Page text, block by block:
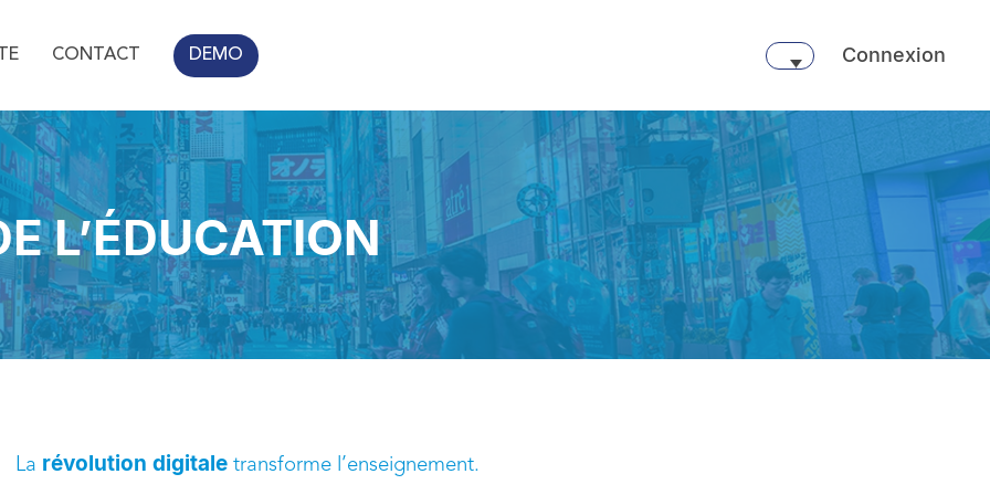
CONTACT DEMO Connexion
L’ÉDUCATION
La révolution digitale transforme l’enseignement.